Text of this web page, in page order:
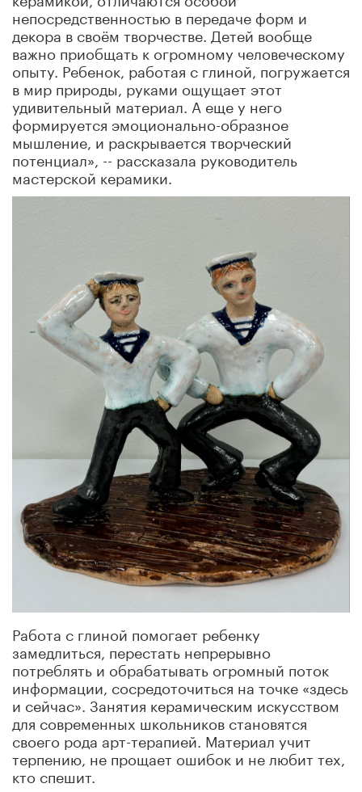
непосредственностью в передаче форм и
декора в своём творчестве. Детей вообще
важно приобщать к огромному человеческому
опыту. Ребенок, работая с глиной, погружается
в мир природы, руками ощущает этот
удивительный материал. А еще у него
формируется эмоционально-образное
мышление, и раскрывается творческий
потенциал», -- рассказала руководитель
мастерской керамики.
Работа с глиной помогает ребенку
замедлиться, перестать непрерывно
потреблять и обрабатывать огромный поток
информации, сосредоточиться на точке «здесь
и сейчас». Занятия керамическим искусством
для современных школьников становятся
своего рода арт-терапией. Материал учит
терпению, не прощает ошибок и не любит тех,
кто спешит.